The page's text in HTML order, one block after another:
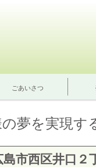
ごあいさつ
夢を実現す
島市西区井口２